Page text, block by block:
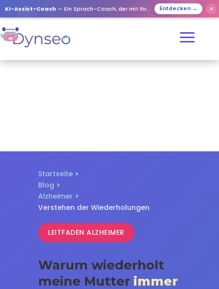
KI-Assist-Coach — Ein Sprach-Coach, der mit Ihren Lieben spielt Entdecken → ✕
Startseite >
Blog >
Alzheimer >
Verstehen der Wiederholungen
LEITFADEN ALZHEIMER
Warum wiederholt
meine Mutter immer